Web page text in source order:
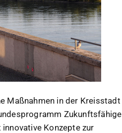
Maßnahmen in der Kreisstadt
Zukunftsfähige
Konzepte zur